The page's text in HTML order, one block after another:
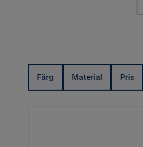
Färg Material Pris